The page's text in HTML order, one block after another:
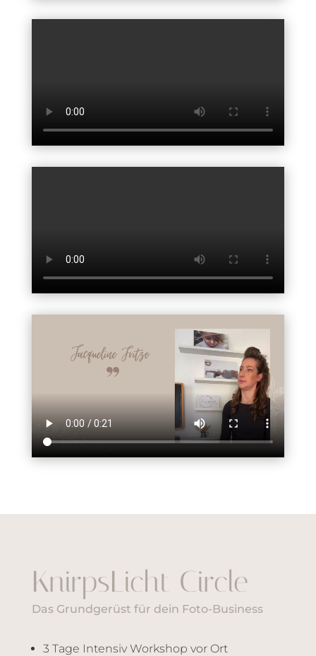
KnirpsLicht Circle
Das Grundgerüst für dein Foto-Business
3 Tage Intensiv Workshop vor Ort